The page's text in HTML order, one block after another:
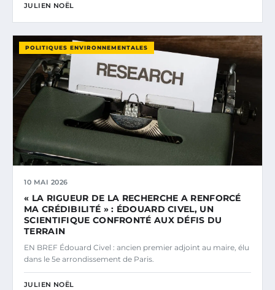
JULIEN NOËL
POLITIQUES ENVIRONNEMENTALES
10 MAI 2026
« LA RIGUEUR DE LA RECHERCHE A RENFORCÉ
MA CRÉDIBILITÉ » : ÉDOUARD CIVEL, UN
SCIENTIFIQUE CONFRONTÉ AUX DÉFIS DU
TERRAIN
EN BREF Édouard Civel : ancien premier adjoint au maire, élu
dans le 5e arrondissement de Paris.
JULIEN NOËL